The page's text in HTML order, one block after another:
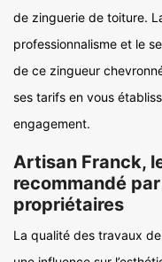
de zinguerie de toiture.
professionnalisme et le
de ce zingueur
ses tarifs en vous
engagement.
Artisan Franck,
recommandé
propriétaires
La qualité des travaux